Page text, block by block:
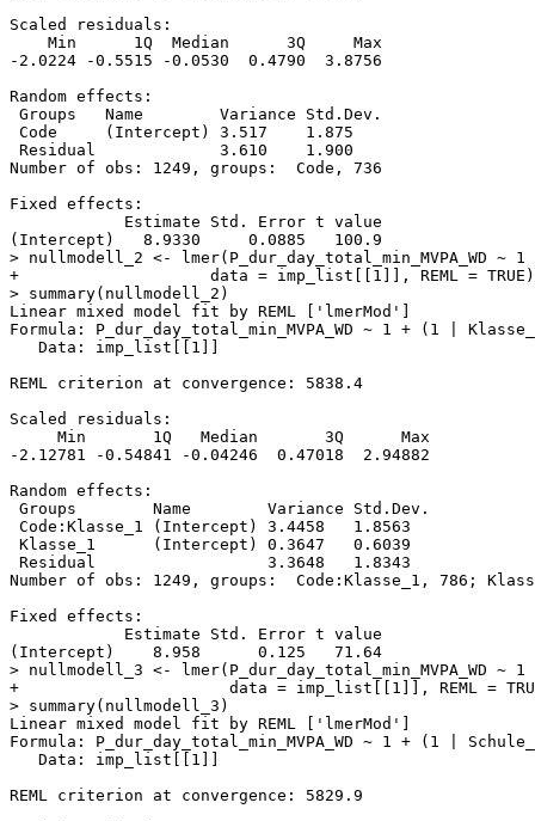
Scaled residuals:
    Min      1Q  Median      3Q     Max
-2.0224 -0.5515 -0.0530  0.4790  3.8756
Random effects:
Groups   Name        Variance Std.Dev.
Code     (Intercept) 3.517    1.875
Residual             3.610    1.900
Number of obs: 1249, groups:  Code, 736
Fixed effects:
            Estimate Std. Error t value
(Intercept)   8.9330     0.0885   100.9
> nullmodell_2 <- lmer(P_dur_day_total_min_MVPA_WD ~
+                    data = imp_list[[1]], REML = TRUE)
> summary(nullmodell_2)
Linear mixed model fit by REML ['lmerMod']
Formula: P_dur_day_total_min_MVPA_WD ~ 1 + (1 |
   Data: imp_list[[1]]
REML criterion at convergence: 5838.4
Scaled residuals:
     Min       1Q   Median       3Q      Max
-2.12781 -0.54841 -0.04246  0.47018  2.94882
Random effects:
Groups        Name        Variance Std.Dev.
Code:Klasse_1 (Intercept) 3.4458   1.8563
Klasse_1      (Intercept) 0.3647   0.6039
Residual                  3.3648   1.8343
Number of obs: 1249, groups:  Code:Klasse_1, 786;
Fixed effects:
            Estimate Std. Error t value
(Intercept)    8.958      0.125   71.64
> nullmodell_3 <- lmer(P_dur_day_total_min_MVPA_WD ~
+                      data = imp_list[[1]], REML =
> summary(nullmodell_3)
Linear mixed model fit by REML ['lmerMod']
Formula: P_dur_day_total_min_MVPA_WD ~ 1 + (1 |
   Data: imp_list[[1]]
REML criterion at convergence: 5829.9